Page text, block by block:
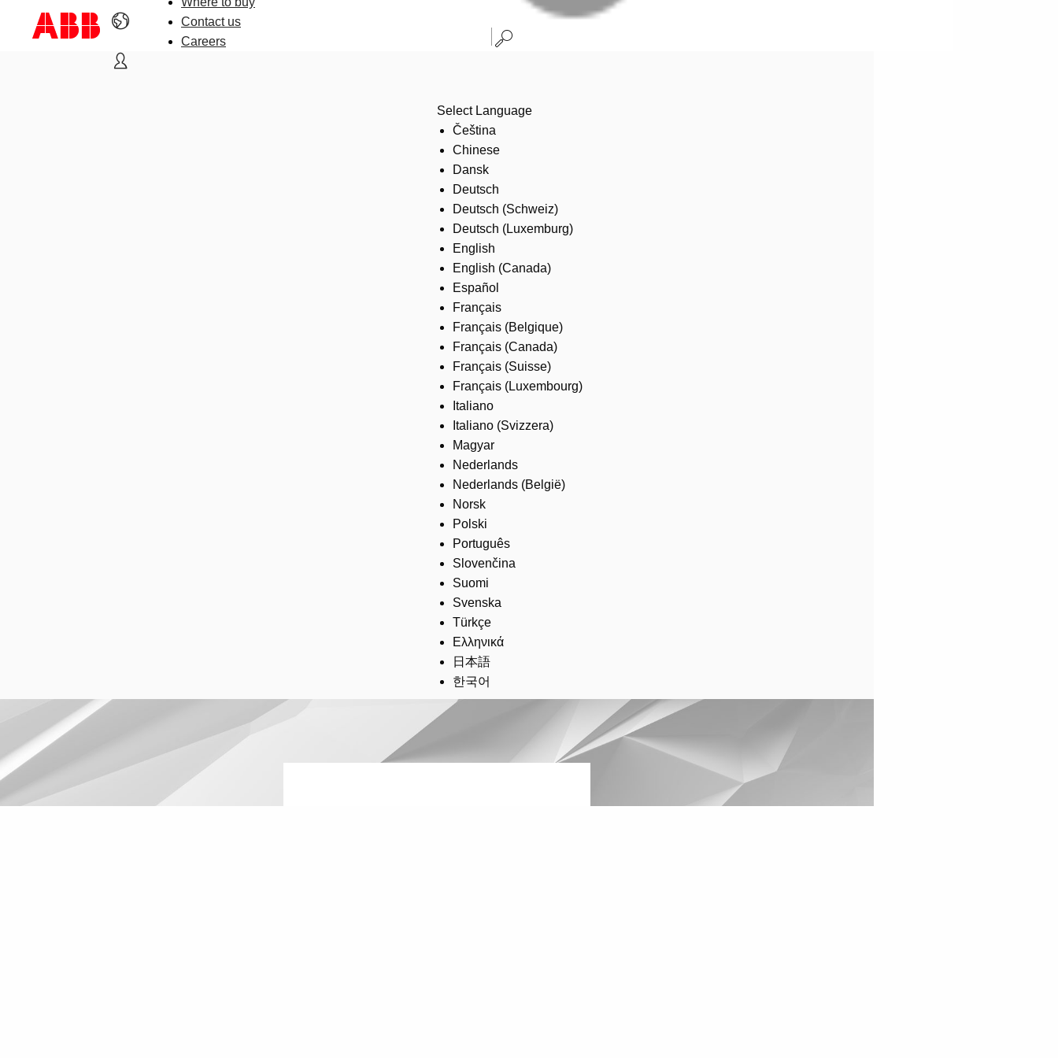
Contact us
Careers
Select Language
Čeština
Chinese
Dansk
Deutsch
Deutsch (Schweiz)
Deutsch (Luxemburg)
English
English (Canada)
Español
Français
Français (Belgique)
Français (Canada)
Français (Suisse)
Français (Luxembourg)
Italiano
Italiano (Svizzera)
Magyar
Nederlands
Nederlands (België)
Norsk
Polski
Português
Slovenčina
Suomi
Svenska
Türkçe
Ελληνικά
日本語
한국어